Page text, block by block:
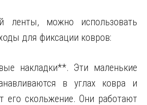
ленты, можно использовать
для фиксации ковров:
накладки**. Эти маленькие
в углах ковра и
его скольжение. Они работают